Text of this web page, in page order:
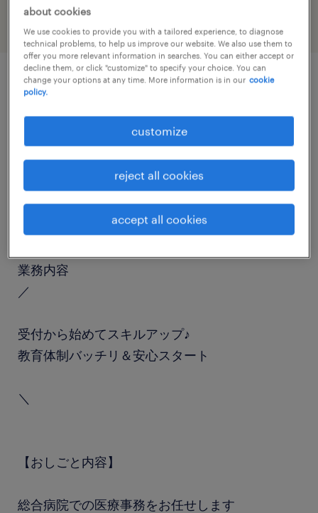
job details
職種
医療事務・病院受付
勤務期間
長期（3ヶ月以上）
業務内容
／
受付から始めてスキルアップ♪
教育体制バッチリ＆安心スタート
＼
【おしごと内容】
総合病院での医療事務をお任せします
about cookies
We use cookies to provide you with a tailored experience, to diagnose
technical problems, to help us improve our website. We also use them to
offer you more relevant information in searches. You can either accept or
decline them, or click "customize" to specify your choice. You can
change your options at any time. More information is in our cookie
policy.
customize
reject all cookies
accept all cookies